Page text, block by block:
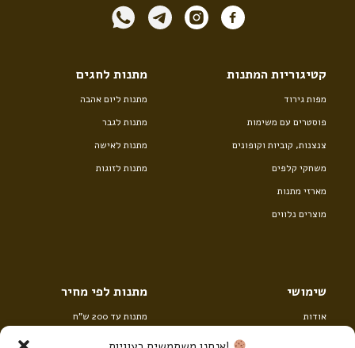
שימושי
אודות
מתנות לחגים
מתנות ליום אהבה
מתנות לגבר
מתנות לאישה
מתנות לזוגות
קטיגוריות המתנות
מפות גירוד
פוסטרים עם משימות
צנצנות, קוביות וקופונים
משחקי קלפים
מארזי מתנות
מוצרים נלווים
מתנות לפי מחיר
מתנות עד 200 ש”ח